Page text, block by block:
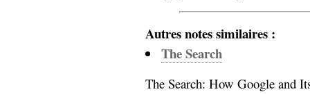
Autres notes similaires :
The Search
The Search: How Google and